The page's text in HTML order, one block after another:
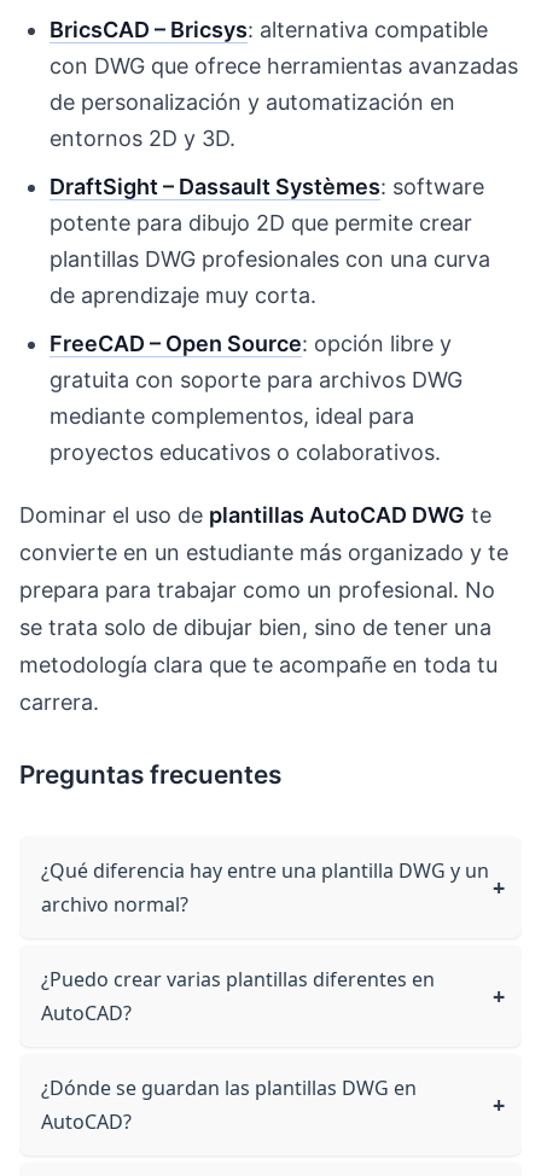
BricsCAD – Bricsys: alternativa compatible
con DWG que ofrece herramientas avanzadas
de personalización y automatización en
entornos 2D y 3D.
DraftSight – Dassault Systèmes: software
potente para dibujo 2D que permite crear
plantillas DWG profesionales con una curva
de aprendizaje muy corta.
FreeCAD – Open Source: opción libre y
gratuita con soporte para archivos DWG
mediante complementos, ideal para
proyectos educativos o colaborativos.
Dominar el uso de plantillas AutoCAD DWG te
convierte en un estudiante más organizado y te
prepara para trabajar como un profesional. No
se trata solo de dibujar bien, sino de tener una
metodología clara que te acompañe en toda tu
carrera.
Preguntas frecuentes
¿Qué diferencia hay entre una plantilla DWG y un
archivo normal?
¿Puedo crear varias plantillas diferentes en
AutoCAD?
¿Dónde se guardan las plantillas DWG en
AutoCAD?